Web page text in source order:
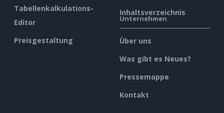
Tabellenkalkulations-
Editor
Preisgestaltung
Inhaltsverzeichnis
Unternehmen
Über uns
Was gibt es Neues?
Pressemappe
Kontakt